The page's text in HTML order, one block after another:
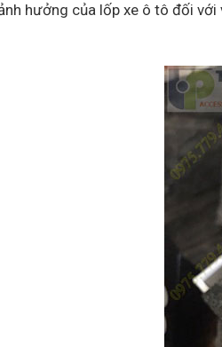
hưởng của lốp xe ô tô đối